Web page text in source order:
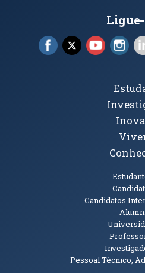
Facebook (abre em
X (abre em
YouTube
Tópicos
Candidatos
Pessoal Técnico,